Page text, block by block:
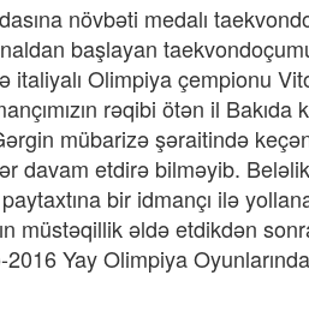
növbəti medalı
başlayan
italiyalı Olimpiya çempionu
rəqibi ötən il
mübarizə şəraitində
davam etdirə bilməyib.
paytaxtına bir idmançı ilə
müstəqillik əldə etdikdən
2016 Yay Olimpiya